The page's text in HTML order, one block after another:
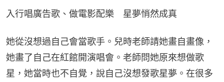
入行唱廣告歌、做電影配樂　星夢悄然成真
她從沒想過自己會當歌手。兒時老師請她畫自畫像，
她畫了自己在紅館開演唱會。老師問她原來想做歌
星，她當時也不自覺，說自己沒想發歌星夢。在很多